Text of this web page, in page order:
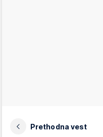
Prethodna vest